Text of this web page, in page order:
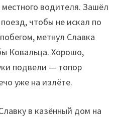
водителя. Зашёл
чтобы не искал по
метнул Славка
Ковальца. Хорошо,
подвели — топор
уже на излёте.
в казённый дом на